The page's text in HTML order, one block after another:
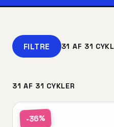
FILTRE 31 AF 31
31 AF 31 CYKLER
-36%